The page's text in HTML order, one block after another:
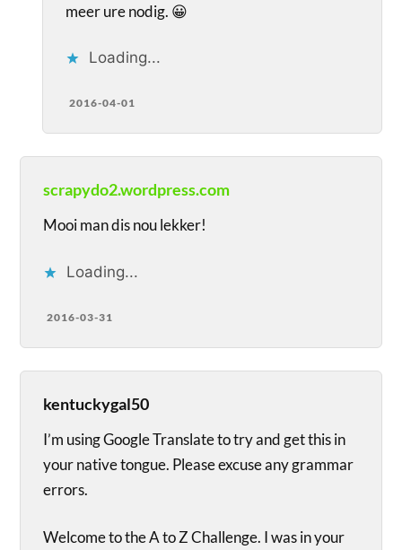
meer ure nodig. 😀
Loading...
2016-04-01
scrapydo2.wordpress.com
Mooi man dis nou lekker!
Loading...
2016-03-31
kentuckygal50
I’m using Google Translate to try and get this in
your native tongue. Please excuse any grammar
errors.
Welcome to the A to Z Challenge. I was in your